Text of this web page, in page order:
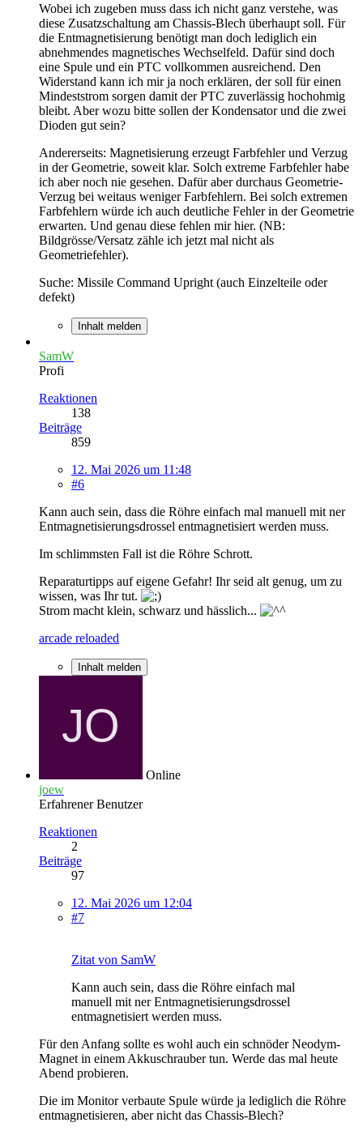
Wobei ich zugeben muss dass ich nicht ganz verstehe, was
diese Zusatzschaltung am Chassis-Blech überhaupt soll. Für
die Entmagnetisierung benötigt man doch lediglich ein
abnehmendes magnetisches Wechselfeld. Dafür sind doch
eine Spule und ein PTC vollkommen ausreichend. Den
Widerstand kann ich mir ja noch erklären, der soll für einen
Mindeststrom sorgen damit der PTC zuverlässig hochohmig
bleibt. Aber wozu bitte sollen der Kondensator und die zwei
Dioden gut sein?
Andererseits: Magnetisierung erzeugt Farbfehler und Verzug
in der Geometrie, soweit klar. Solch extreme Farbfehler habe
ich aber noch nie gesehen. Dafür aber durchaus Geometrie-
Verzug bei weitaus weniger Farbfehlern. Bei solch extremen
Farbfehlern würde ich auch deutliche Fehler in der Geometrie
erwarten. Und genau diese fehlen mir hier. (NB:
Bildgrösse/Versatz zähle ich jetzt mal nicht als
Geometriefehler).
Suche: Missile Command Upright (auch Einzelteile oder
defekt)
Inhalt melden
SamW
Profi
Reaktionen
138
Beiträge
859
12. Mai 2026 um 11:48
#6
Kann auch sein, dass die Röhre einfach mal manuell mit ner
Entmagnetisierungsdrossel entmagnetisiert werden muss.
Im schlimmsten Fall ist die Röhre Schrott.
Reparaturtipps auf eigene Gefahr! Ihr seid alt genug, um zu
wissen, was Ihr tut.
Strom macht klein, schwarz und hässlich...
arcade reloaded
Inhalt melden
Online
joew
Erfahrener Benutzer
Reaktionen
2
Beiträge
97
12. Mai 2026 um 12:04
#7
Zitat von SamW
Kann auch sein, dass die Röhre einfach mal
manuell mit ner Entmagnetisierungsdrossel
entmagnetisiert werden muss.
Für den Anfang sollte es wohl auch ein schnöder Neodym-
Magnet in einem Akkuschrauber tun. Werde das mal heute
Abend probieren.
Die im Monitor verbaute Spule würde ja lediglich die Röhre
entmagnetisieren, aber nicht das Chassis-Blech?